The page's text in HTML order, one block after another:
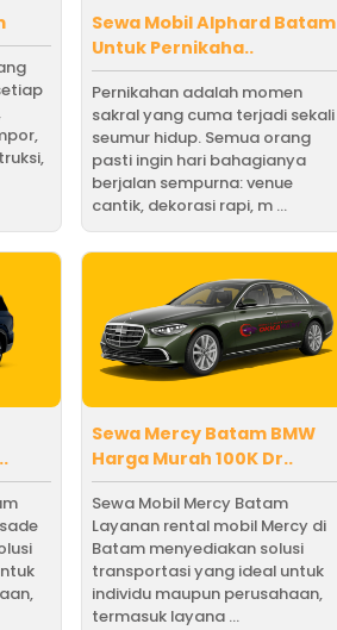
Sewa Mobil Alphard Batam
Untuk Pernikaha..
Pernikahan adalah momen
sakral yang cuma terjadi sekali
seumur hidup. Semua orang
pasti ingin hari bahagianya
berjalan sempurna: venue
cantik, dekorasi rapi, m ...
Sewa Mercy Batam BMW
Harga Murah 100K Dr..
Sewa Mobil Mercy Batam
Layanan rental mobil Mercy di
Batam menyediakan solusi
transportasi yang ideal untuk
individu maupun perusahaan,
termasuk layana ...